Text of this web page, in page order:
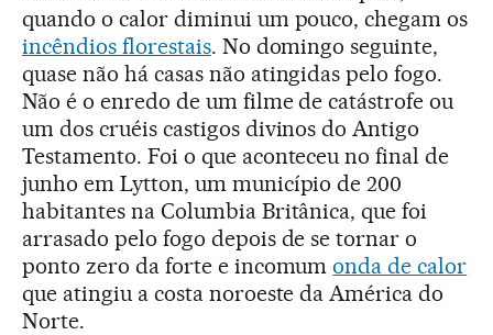
quando o calor diminui um pouco, chegam os
incêndios florestais. No domingo seguinte,
quase não há casas não atingidas pelo fogo.
Não é o enredo de um filme de catástrofe ou
um dos cruéis castigos divinos do Antigo
Testamento. Foi o que aconteceu no final de
junho em Lytton, um município de 200
habitantes na Columbia Britânica, que foi
arrasado pelo fogo depois de se tornar o
ponto zero da forte e incomumonda de calor
que atingiu a costa noroeste da América do
Norte.